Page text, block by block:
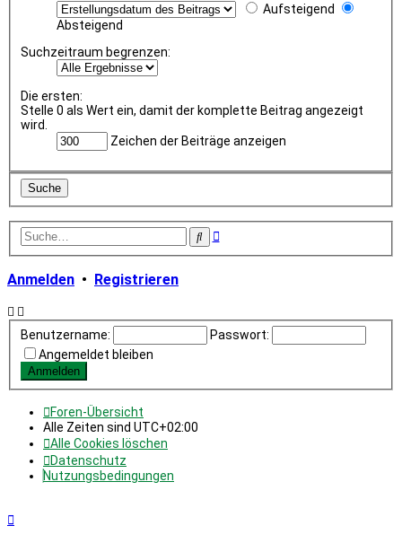
Aufsteigend
Absteigend
Suchzeitraum begrenzen:
Die ersten:
Stelle 0 als Wert ein, damit der komplette Beitrag angezeigt
wird.
Zeichen der Beiträge anzeigen
SucheErweiterte
Anmelden • Registrieren
Benutzername:
Passwort:
Angemeldet bleiben
Foren-Übersicht
Alle Zeiten sind UTC+02:00
Alle Cookies löschen
Datenschutz
Nutzungsbedingungen